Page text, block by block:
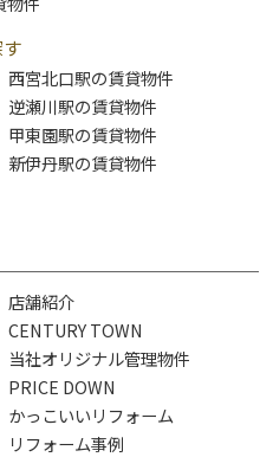
西宮北口駅の賃貸物件
逆瀬川駅の賃貸物件
甲東園駅の賃貸物件
新伊丹駅の賃貸物件
店舗紹介
CENTURY TOWN
当社オリジナル管理物件
PRICE DOWN
かっこいいリフォーム
リフォーム事例